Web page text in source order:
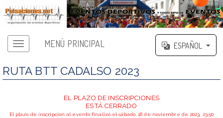
MENÚ PRINCIPAL ESPAÑOL
RUTA BTT CADALSO 2023
EL PLAZO DE INSCRIPCIONES
ESTÁ CERRADO
El plazo de inscripción al evento finalizó el sábado, 18 de noviembre de 2023, 23:50